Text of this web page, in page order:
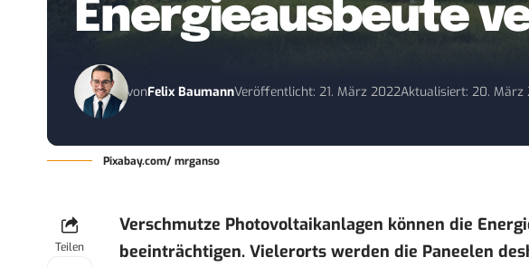
Energieausbeute
vonFelix BaumannVeröffentlicht: 21. März 2022Aktualisiert: 20. März
Pixabay.com/ mrganso
Teilen
Verschmutze Photovoltaikanlagen können die
beeinträchtigen. Vielerorts werden die Paneelen